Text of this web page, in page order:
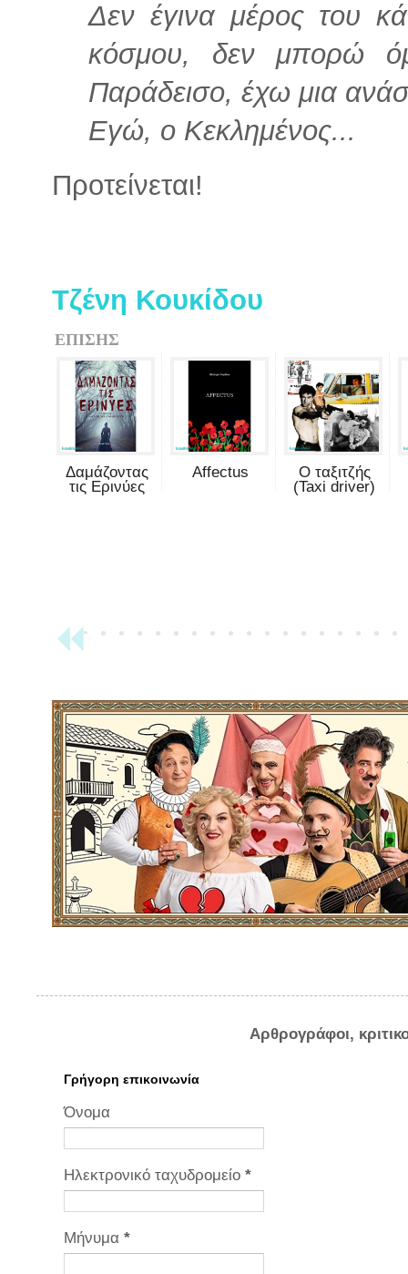
Δεν έγινα μέρος του
κόσμου, δεν μπορώ
Παράδεισο, έχω μια
Εγώ, ο Κεκλημένος...
Προτείνεται!
Τζένη Κουκίδου
ΕΠΙΣΗΣ
Δαμάζοντας
τις Ερινύες
Affectus
Ο ταξιτζής
(Taxi driver)
Αρθρογράφοι,
Γρήγορη επικοινωνία
Όνομα
Ηλεκτρονικό ταχυδρομείο *
Μήνυμα *